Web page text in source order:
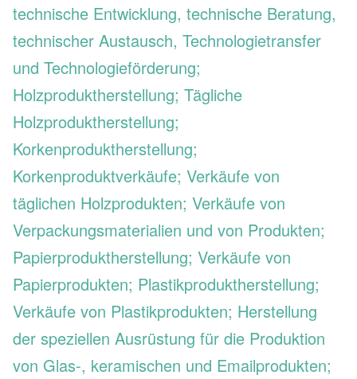
technische Entwicklung, technische Beratung,
technischer Austausch, Technologietransfer
und Technologieförderung;
Holzproduktherstellung; Tägliche
Holzproduktherstellung;
Korkenproduktherstellung;
Korkenproduktverkäufe; Verkäufe von
täglichen Holzprodukten; Verkäufe von
Verpackungsmaterialien und von Produkten;
Papierproduktherstellung; Verkäufe von
Papierprodukten; Plastikproduktherstellung;
Verkäufe von Plastikprodukten; Herstellung
der speziellen Ausrüstung für die Produktion
von Glas-, keramischen und Emailprodukten;